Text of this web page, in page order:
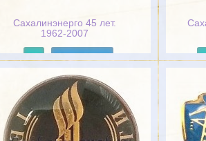
Сахалинэнерго 45 лет.
1962-2007